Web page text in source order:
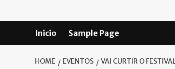
Inicio Sample Page
HOME EVENTOS VAI CURTIR O